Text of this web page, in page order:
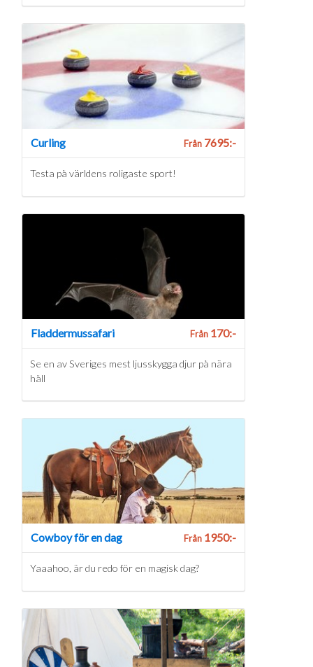
Curling Från7695:-
Testa på världens roligaste sport!
Fladdermussafari Från170:-
Se en av Sveriges mest ljusskygga djur på nära
håll
Cowboy för en dag Från1950:-
Yaaahoo, är du redo för en magisk dag?